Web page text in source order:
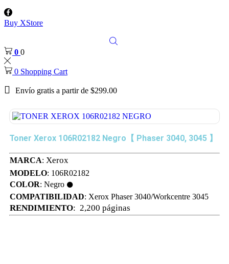
Buy XStore
0 0
0 Shopping Cart
Envío gratis a partir de $299.00
Toner Xerox 106R02182 Negro【 Phaser 3040, 3045 】
MARCA: Xerox
MODELO: 106R02182
COLOR: Negro ⚫
COMPATIBILIDAD: Xerox Phaser 3040/Workcentre 3045
RENDIMIENTO: 2,200 páginas